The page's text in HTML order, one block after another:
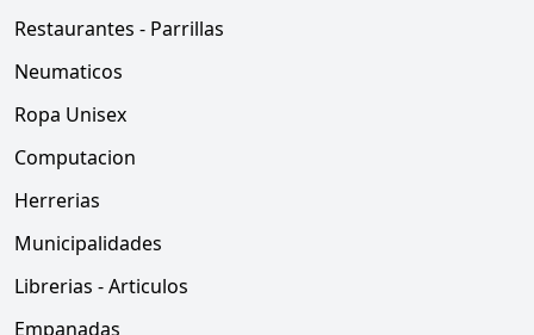
Restaurantes - Parrillas
Neumaticos
Ropa Unisex
Computacion
Herrerias
Municipalidades
Librerias - Articulos
Empanadas